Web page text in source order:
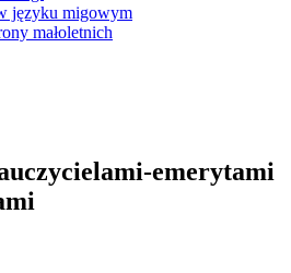
języku migowym
małoletnich
emerytami